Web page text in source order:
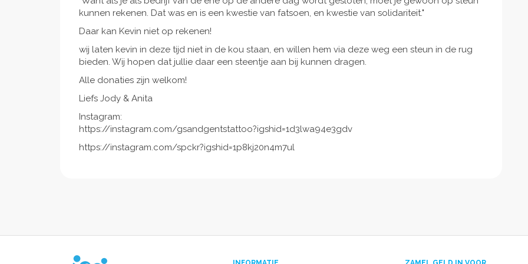
kunnen rekenen. Dat was en is een kwestie van fatsoen, en kwestie van solidariteit."
Daar kan Kevin niet op rekenen!
wij laten kevin in deze tijd niet in de kou staan, en willen hem via deze weg een steun in de rug
bieden. Wij hopen dat jullie daar een steentje aan bij kunnen dragen.
Alle donaties zijn welkom!
Liefs Jody & Anita
Instagram:
https://instagram.com/gsandgentstattoo?igshid=1d3lwa94e3gdv
https://instagram.com/spckr?igshid=1p8kj20n4m7ul